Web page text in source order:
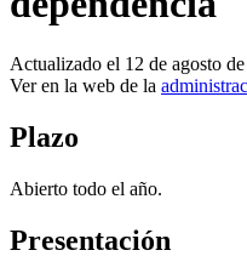
Actualizado el 12 de agosto
Ver en la web de la
Plazo
Abierto todo el año.
Presentación